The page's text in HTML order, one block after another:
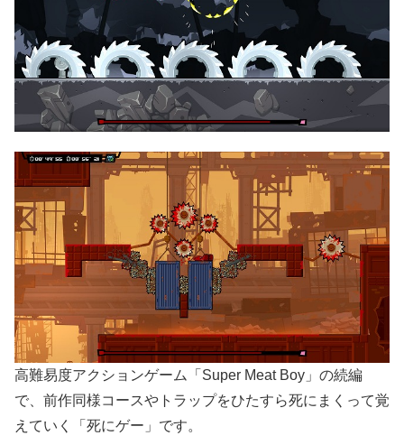
高難易度アクションゲーム「Super Meat Boy」の続編
で、前作同様コースやトラップをひたすら死にまくって覚
えていく「死にゲー」です。